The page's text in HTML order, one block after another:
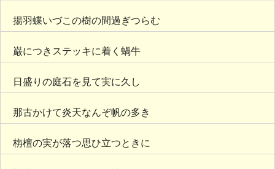
揚羽蝶いづこの樹の間過ぎつらむ
巌につきステッキに着く蝸牛
日盛りの庭石を見て実に久し
那古かけて炎天なんぞ帆の多き
栴檀の実が落つ思ひ立つときに